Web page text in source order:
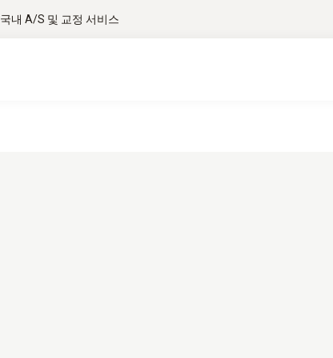
국내 A/S 및 교정 서비스